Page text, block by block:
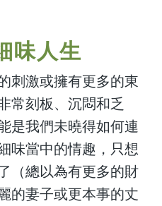
味人生
刺激或擁有更多的東
常刻板、沉悶和乏
是我們未曉得如何連
味當中的情趣，只想
（總以為有更多的財
的妻子或更本事的丈